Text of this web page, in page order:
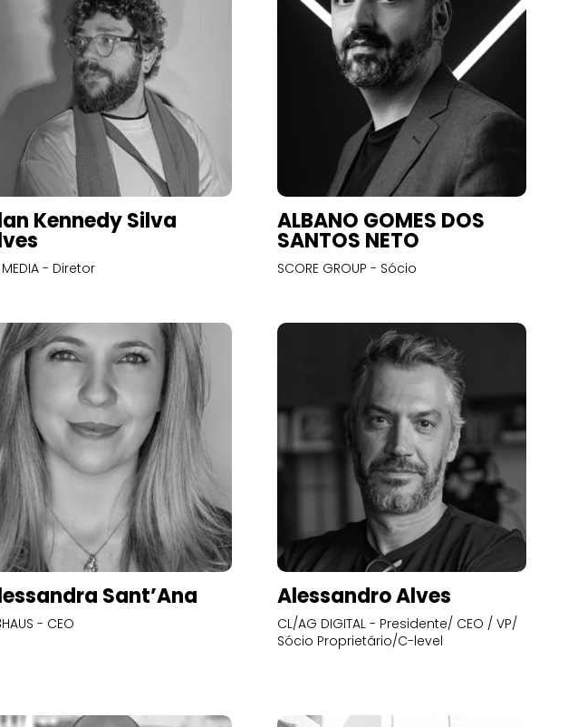
Kennedy Silva
MEDIA - Diretor
ALBANO GOMES DOS
SANTOS NETO
SCORE GROUP - Sócio
Sant’Ana
- CEO
Alessandro Alves
CL/AG DIGITAL - Presidente/ CEO / VP/
Sócio Proprietário/C-level